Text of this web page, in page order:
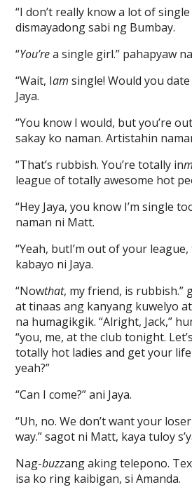
“I don’t really know a lot of
dismayadong sabi ng Bumbay.
“You’rea single girl.” pahapyaw
“Wait, Iam single! Would you date
Jaya.
“You know I would, but you’re
sakay ko naman. Artistahin
“That’s rubbish. You’re totally in
league of totally awesome hot
“Hey Jaya, you know I’m single
naman ni Matt.
“Yeah, butI’m out of your
kabayo ni Jaya.
“Nowthat, my friend, is rubbish.”
at tinaas ang kanyang kuwelyo
na humagikgik. “Alright, Jack,”
“you, me, at the club tonight.
totally hot ladies and get your
yeah?”
“Can I come?” ani Jaya.
“Uh, no. We don’t want your
way.” sagot ni Matt, kaya tuloy
Nag-buzzang aking telepono.
isa ko ring kaibigan, si Amanda.